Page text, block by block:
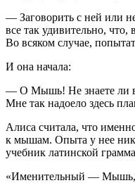
— Заговорить с ней или
все так удивительно,
Во всяком случае,
И она начала:
— О Мышь! Не знаете ли
Мне так надоело здесь
Алиса считала, что
к мышам. Опыта у нее
учебник латинской
«Именительный — Мышь,